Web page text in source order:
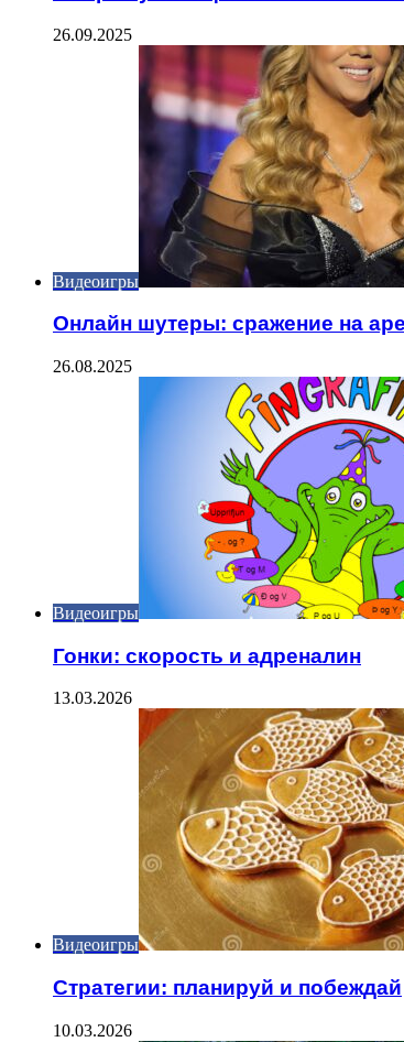
26.09.2025
Видеоигры
Онлайн шутеры: сражение на
26.08.2025
Видеоигры
Гонки: скорость и адреналин
13.03.2026
Видеоигры
Стратегии: планируй и побеждай
10.03.2026